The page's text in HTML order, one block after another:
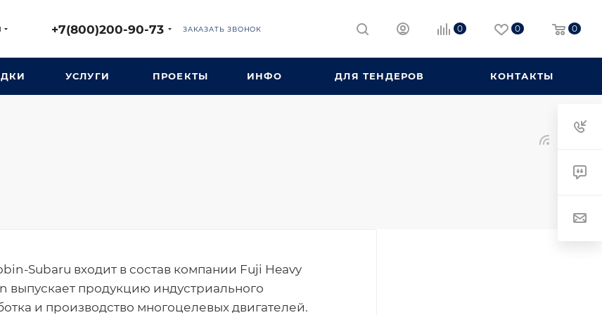
+7(800)200-90-73 ЗАКАЗАТЬ ЗВОНОК 0 0 0
УСЛУГИ ПРОЕКТЫ ИНФО ДЛЯ ТЕНДЕРОВ КОНТАКТЫ
Subaru входит в состав компании Fuji Heavy
выпускает продукцию индустриального
и производство многоцелевых двигателей.